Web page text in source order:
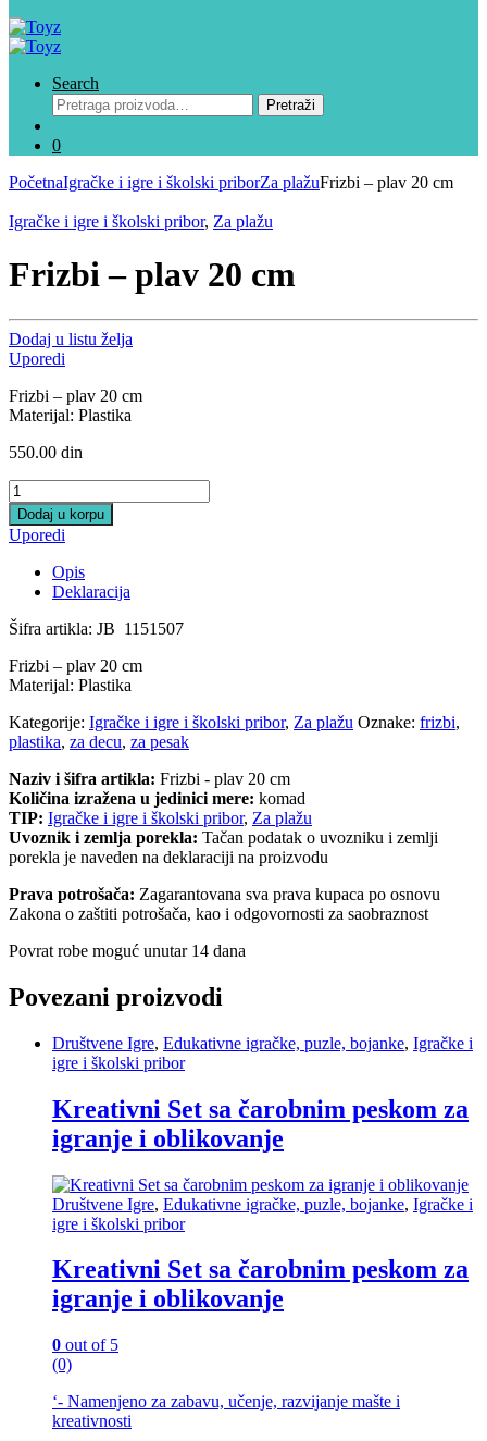
Search
Pretraga
za:
Pretraži
0
PočetnaIgračke i igre i školski priborZa plažuFrizbi – plav 20 cm
Igračke i igre i školski pribor, Za plažu
Frizbi – plav 20 cm
Dodaj u listu želja
Uporedi
Frizbi – plav 20 cm
Materijal: Plastika
550.00 din
Frizbi
-
plav
20
quantity
Dodaj u korpu
Uporedi
Opis
Deklaracija
Šifra artikla: JB 1151507
Frizbi – plav 20 cm
Materijal: Plastika
Kategorije: Igračke i igre i školski pribor, Za plažu Oznake: frizbi,
plastika, za decu, za pesak
Naziv i šifra artikla: Frizbi - plav 20 cm
Količina izražena u jedinici mere: komad
TIP: Igračke i igre i školski pribor, Za plažu
Uvoznik i zemlja porekla: Tačan podatak o uvozniku i zemlji
porekla je naveden na deklaraciji na proizvodu
Prava potrošača: Zagarantovana sva prava kupaca po osnovu
Zakona o zaštiti potrošača, kao i odgovornosti za saobraznost
Povrat robe moguć unutar 14 dana
Povezani proizvodi
Društvene Igre, Edukativne igračke, puzle, bojanke, Igračke i
igre i školski pribor
Kreativni Set sa čarobnim peskom za
igranje i oblikovanje
Društvene Igre, Edukativne igračke, puzle, bojanke, Igračke i
igre i školski pribor
Kreativni Set sa čarobnim peskom za
igranje i oblikovanje
0 out of 5
(0)
‘- Namenjeno za zabavu, učenje, razvijanje mašte i
kreativnosti